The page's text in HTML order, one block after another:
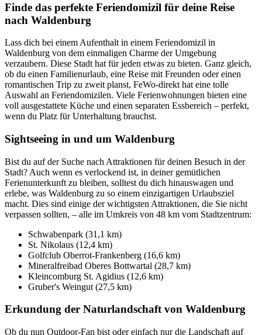
Finde das perfekte Feriendomizil für deine Reise
nach Waldenburg
Lass dich bei einem Aufenthalt in einem Feriendomizil in
Waldenburg von dem einmaligen Charme der Umgebung
verzaubern. Diese Stadt hat für jeden etwas zu bieten. Ganz gleich,
ob du einen Familienurlaub, eine Reise mit Freunden oder einen
romantischen Trip zu zweit planst, FeWo-direkt hat eine tolle
Auswahl an Feriendomizilen. Viele Ferienwohnungen bieten eine
voll ausgestattete Küche und einen separaten Essbereich – perfekt,
wenn du Platz für Unterhaltung brauchst.
Sightseeing in und um Waldenburg
Bist du auf der Suche nach Attraktionen für deinen Besuch in der
Stadt? Auch wenn es verlockend ist, in deiner gemütlichen
Ferienunterkunft zu bleiben, solltest du dich hinauswagen und
erlebe, was Waldenburg zu so einem einzigartigen Urlaubsziel
macht. Dies sind einige der wichtigsten Attraktionen, die Sie nicht
verpassen sollten, – alle im Umkreis von 48 km vom Stadtzentrum:
Schwabenpark (31,1 km)
St. Nikolaus (12,4 km)
Golfclub Oberrot-Frankenberg (16,6 km)
Mineralfreibad Oberes Bottwartal (28,7 km)
Kleincomburg St. Agidius (12,6 km)
Gruber's Weingut (27,5 km)
Erkundung der Naturlandschaft von Waldenburg
Ob du nun Outdoor-Fan bist oder einfach nur die Landschaft auf